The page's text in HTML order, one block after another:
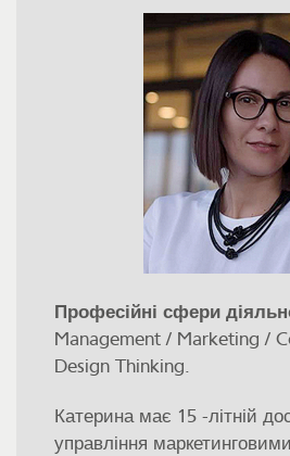
Професійні сфери
Management / Marketing /
Design Thinking.
Катерина має 15 -літній
управління